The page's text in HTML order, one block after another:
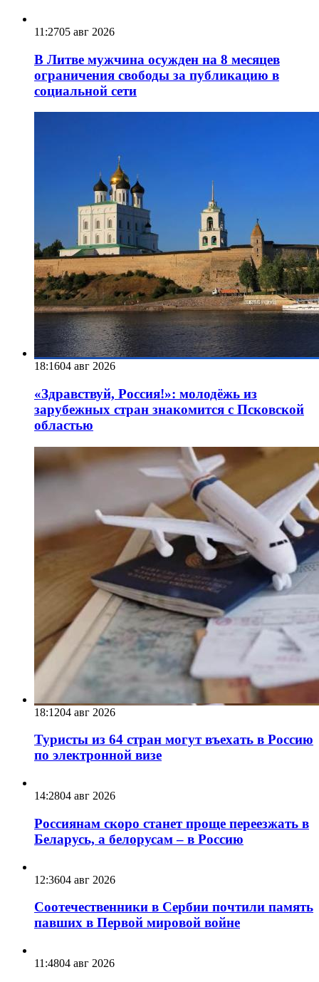
11:2705 авг 2026
В Литве мужчина осужден на 8 месяцев
ограничения свободы за публикацию в
социальной сети
18:1604 авг 2026
«Здравствуй, Россия!»: молодёжь из
зарубежных стран знакомится с Псковской
областью
18:1204 авг 2026
Туристы из 64 стран могут въехать в Россию
по электронной визе
14:2804 авг 2026
Россиянам скоро станет проще переезжать в
Беларусь, а белорусам – в Россию
12:3604 авг 2026
Соотечественники в Сербии почтили память
павших в Первой мировой войне
11:4804 авг 2026